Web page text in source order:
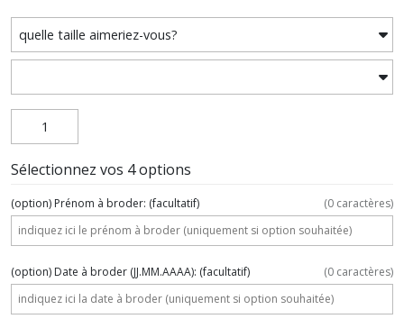
Sélectionnez vos 4 options
(option) Prénom à broder: (facultatif) (0 caractères)
(option) Date à broder (JJ.MM.AAAA): (facultatif) (0 caractères)